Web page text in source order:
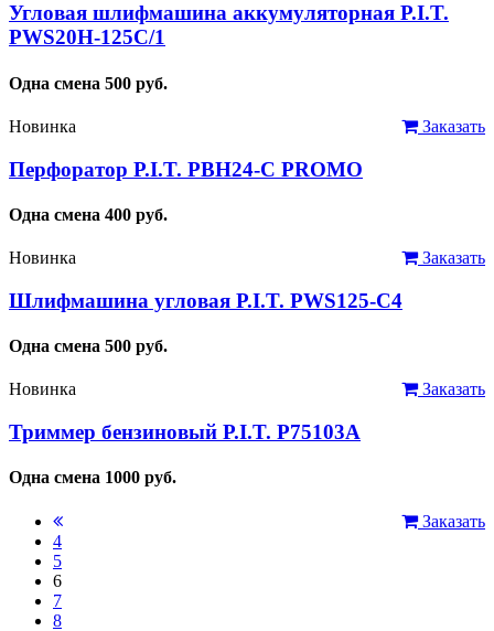
Угловая шлифмашина аккумуляторная P.I.T.
PWS20H-125C/1
Одна смена 500 руб.
Заказать
Новинка
Перфоратор P.I.T. PBH24-C PROMO
Одна смена 400 руб.
Заказать
Новинка
Шлифмашина угловая P.I.T. PWS125-C4
Одна смена 500 руб.
Заказать
Новинка
Триммер бензиновый P.I.T. P75103A
Одна смена 1000 руб.
Заказать
4
5
6
7
8